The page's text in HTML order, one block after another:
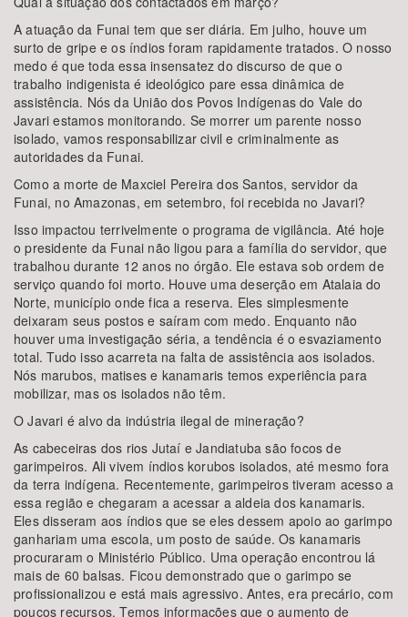
A atuação da Funai tem que ser diária. Em julho, houve um
surto de gripe e os índios foram rapidamente tratados. O nosso
medo é que toda essa insensatez do discurso de que o
trabalho indigenista é ideológico pare essa dinâmica de
assistência. Nós da União dos Povos Indígenas do Vale do
Javari estamos monitorando. Se morrer um parente nosso
isolado, vamos responsabilizar civil e criminalmente as
autoridades da Funai.
Como a morte de Maxciel Pereira dos Santos, servidor da
Funai, no Amazonas, em setembro, foi recebida no Javari?
Isso impactou terrivelmente o programa de vigilância. Até hoje
o presidente da Funai não ligou para a família do servidor, que
trabalhou durante 12 anos no órgão. Ele estava sob ordem de
serviço quando foi morto. Houve uma deserção em Atalaia do
Norte, município onde fica a reserva. Eles simplesmente
deixaram seus postos e saíram com medo. Enquanto não
houver uma investigação séria, a tendência é o esvaziamento
total. Tudo isso acarreta na falta de assistência aos isolados.
Nós marubos, matises e kanamaris temos experiência para
mobilizar, mas os isolados não têm.
O Javari é alvo da indústria ilegal de mineração?
As cabeceiras dos rios Jutaí e Jandiatuba são focos de
garimpeiros. Ali vivem índios korubos isolados, até mesmo fora
da terra indígena. Recentemente, garimpeiros tiveram acesso a
essa região e chegaram a acessar a aldeia dos kanamaris.
Eles disseram aos índios que se eles dessem apoio ao garimpo
ganhariam uma escola, um posto de saúde. Os kanamaris
procuraram o Ministério Público. Uma operação encontrou lá
mais de 60 balsas. Ficou demonstrado que o garimpo se
profissionalizou e está mais agressivo. Antes, era precário, com
poucos recursos. Temos informações que o aumento de